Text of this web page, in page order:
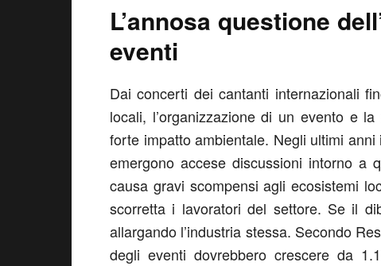
L’annosa questione
eventi
Dai concerti dei cantanti internazionali
locali, l’organizzazione di un evento e
forte impatto ambientale. Negli ultimi
emergono accese discussioni intorno a
causa gravi scompensi agli ecosistemi
scorretta i lavoratori del settore. Se il
allargando l’industria stessa. Secondo
degli eventi dovrebbero crescere da